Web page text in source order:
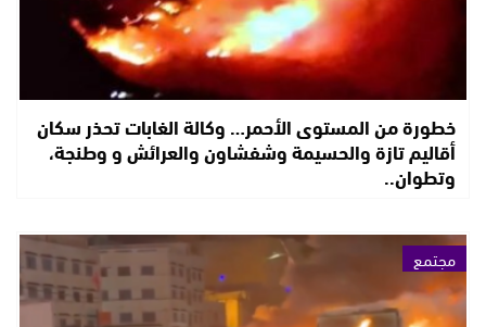
خطورة من المستوى الأحمر… وكالة الغابات تحذر سكان
أقاليم تازة والحسيمة وشفشاون والعرائش و وطنجة،
وتطوان..
مجتمع